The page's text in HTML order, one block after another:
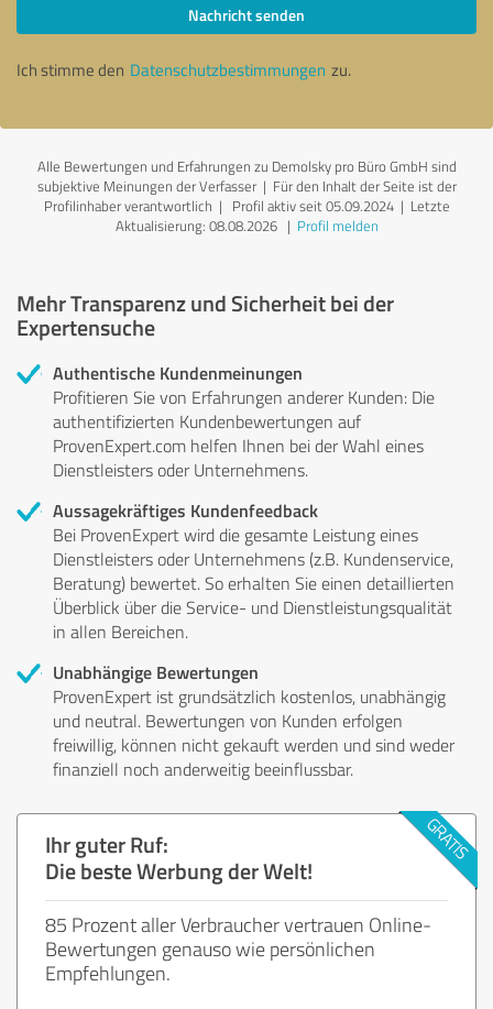
Nachricht senden
Ich stimme den Datenschutzbestimmungen zu.
Alle Bewertungen und Erfahrungen zu Demolsky pro Büro GmbH sind
subjektive Meinungen der Verfasser | Für den Inhalt der Seite ist der
Profilinhaber verantwortlich | Profil aktiv seit 05.09.2024 | Letzte
Aktualisierung: 08.08.2026| Profil melden
Mehr Transparenz und Sicherheit bei der
Expertensuche
Authentische Kundenmeinungen
Profitieren Sie von Erfahrungen anderer Kunden: Die
authentifizierten Kundenbewertungen auf
ProvenExpert.com helfen Ihnen bei der Wahl eines
Dienstleisters oder Unternehmens.
Aussagekräftiges Kundenfeedback
Bei ProvenExpert wird die gesamte Leistung eines
Dienstleisters oder Unternehmens (z.B. Kundenservice,
Beratung) bewertet. So erhalten Sie einen detaillierten
Überblick über die Service- und Dienstleistungsqualität
in allen Bereichen.
Unabhängige Bewertungen
ProvenExpert ist grundsätzlich kostenlos, unabhängig
und neutral. Bewertungen von Kunden erfolgen
freiwillig, können nicht gekauft werden und sind weder
finanziell noch anderweitig beeinflussbar.
Ihr guter Ruf:
Die beste Werbung der Welt!
85 Prozent aller Verbraucher vertrauen Online-
Bewertungen genauso wie persönlichen
Empfehlungen.